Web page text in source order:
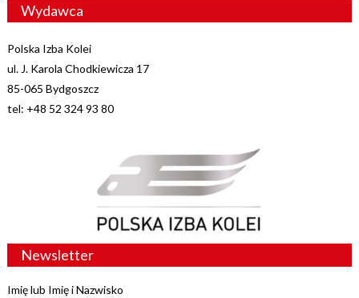
Wydawca
Polska Izba Kolei
ul. J. Karola Chodkiewicza 17
85-065 Bydgoszcz
tel: +48 52 324 93 80
Newsletter
Imię lub Imię i Nazwisko